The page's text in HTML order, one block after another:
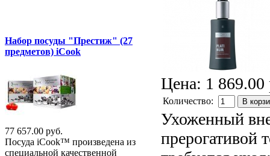
Цена: 1 869.00
Количество: В
Ухоженный
Набор посуды "Престиж" (27
предметов) iCook
77 657.00 руб.
Посуда iCook™ произведена из
специальной качественной